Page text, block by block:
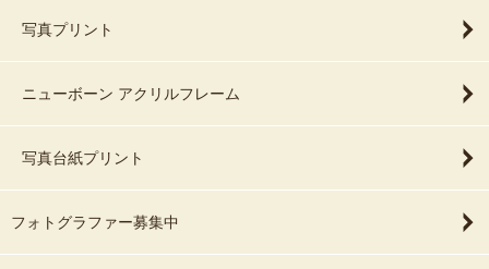
写真プリント
ニューボーン アクリルフレーム
写真台紙プリント
フォトグラファー募集中